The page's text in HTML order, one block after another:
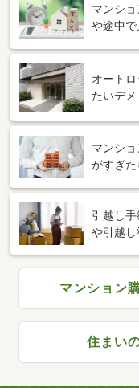
マンシ
や途中
オート
たいデ
マンシ
がすぎた
引越し
や引越
マンション
住まい